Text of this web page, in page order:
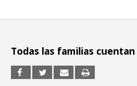
Todas las familias cuentan